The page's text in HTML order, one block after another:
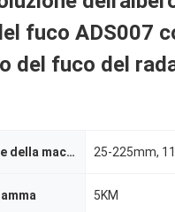
fuco ADS007
del fuco del
Identificazione della macchina fotografica 25-225mm,
5KM